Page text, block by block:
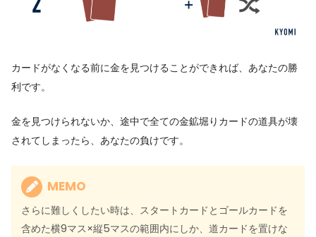
カードがなくなる前に金を見つけることができれば、あなたの勝
利です。
金を見つけられないか、途中で全ての金鉱堀りカードの道具が壊
されてしまったら、あなたの負けです。
MEMO
さらに難しくしたい時は、スタートカードとゴールカードを
含めた横9マス×縦5マスの範囲内にしか、道カードを置けな